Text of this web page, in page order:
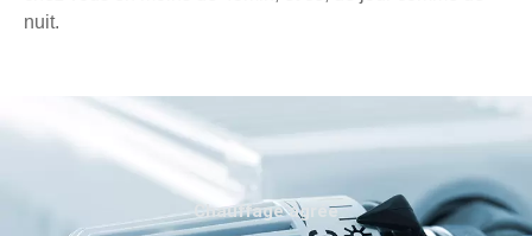
nuit.
Chauffage agréé